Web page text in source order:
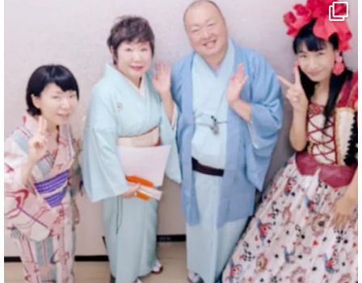
1 10
マジシャン派遣 パッションプリンセス【公式】
@comedy_illusion 7 8月
お疲れ様です
YouTubeを更新しました
https://youtu.be/9sHKhUQBmUE
@YouTube
#企業公式がお疲れ様を言い合う
#チャンネル登録おねがいします
#愛媛県
#新居浜市